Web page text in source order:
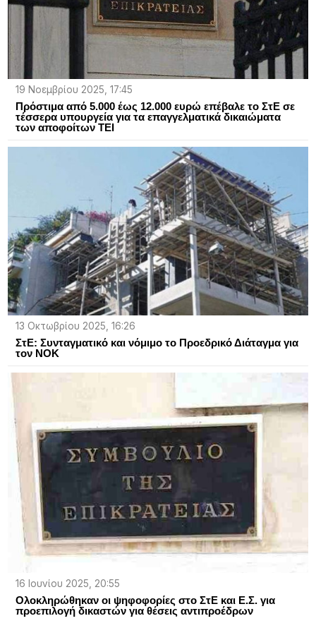
19 Νοεμβρίου 2025, 17:45
Πρόστιμα από 5.000 έως 12.000 ευρώ επέβαλε το ΣτΕ σε
τέσσερα υπουργεία για τα επαγγελματικά δικαιώματα
των αποφοίτων ΤΕΙ
13 Οκτωβρίου 2025, 16:26
ΣτΕ: Συνταγματικό και νόμιμο το Προεδρικό Διάταγμα για
τον ΝΟΚ
16 Ιουνίου 2025, 20:55
Ολοκληρώθηκαν οι ψηφοφορίες στο ΣτΕ και Ε.Σ. για
προεπιλογή δικαστών για θέσεις αντιπροέδρων